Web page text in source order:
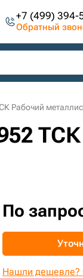
+7 (499) 394-
Обратный
Рабочий
По
Нашли дешевле?